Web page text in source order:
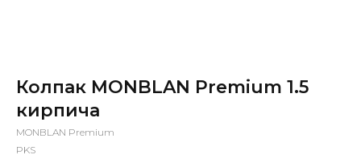
Колпак MONBLAN Premium 1.5
кирпича
MONBLAN Premium
PKS